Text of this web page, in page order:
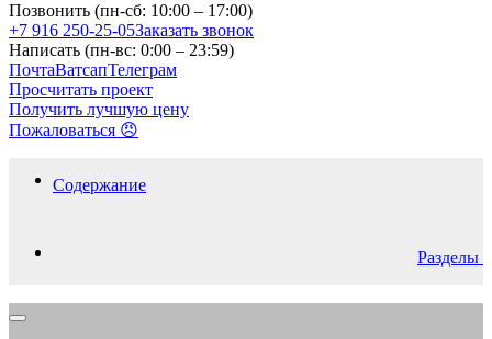
Позвонить (пн-сб: 10:00 – 17:00)
+7 916 250-25-05Заказать звонок
Написать (пн-вс: 0:00 – 23:59)
ПочтаВатсапТелеграм
Просчитать проект
Получить лучшую цену
Пожаловаться 😠
Содержание
Разделы